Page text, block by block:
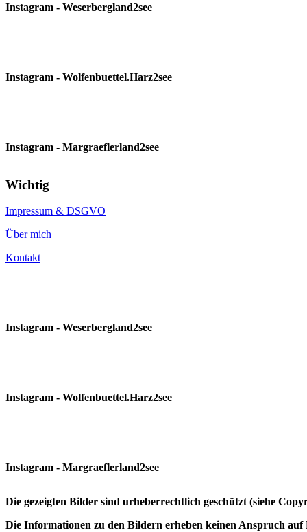
Instagram - Weserbergland2see
Instagram - Wolfenbuettel.Harz2see
Instagram - Margraeflerland2see
Wichtig
Impressum & DSGVO
Über mich
Kontakt
Instagram - Weserbergland2see
Instagram - Wolfenbuettel.Harz2see
Instagram - Margraeflerland2see
Die gezeigten Bilder sind urheberrechtlich geschützt (siehe
Die Informationen zu den Bildern erheben keinen Anspruch